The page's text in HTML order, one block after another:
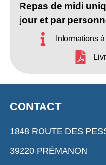
Repas de midi
jour et par
Informations
CONTACT
1848 ROUTE DES
39220 PRÉMANON